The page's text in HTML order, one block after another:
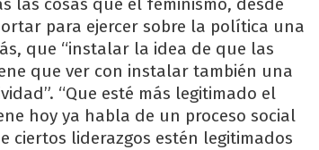
para ejercer sobre la política una
que “instalar la idea de que las
que ver con instalar también una
“Que esté más legitimado el
hoy ya habla de un proceso social
ciertos liderazgos estén legitimados